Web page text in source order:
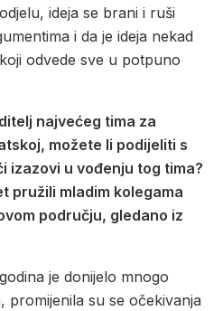
ideja se brani i ruši
i da je ideja nekad
odvede sve u potpuno
najvećeg tima za
možete li podijeliti s
izazovi u vođenju tog tima?
pružili mladim kolegama
području, gledano iz
je donijelo mnogo
promijenila su se očekivanja